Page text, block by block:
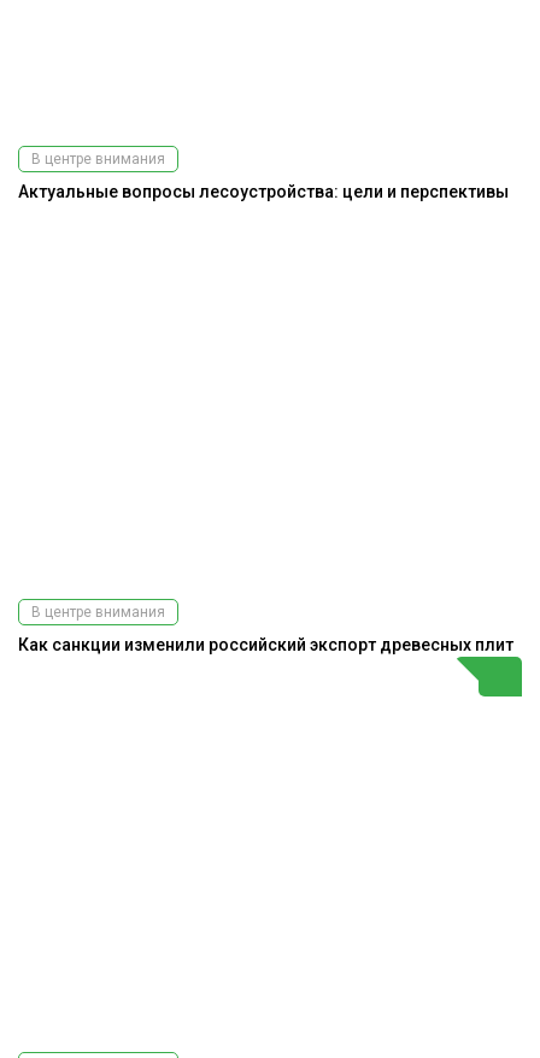
В центре внимания
Актуальные вопросы лесоустройства: цели и перспективы
В центре внимания
Как санкции изменили российский экспорт древесных плит